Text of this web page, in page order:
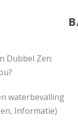
Dubbel Zen:
waterbevalling
Informatie)